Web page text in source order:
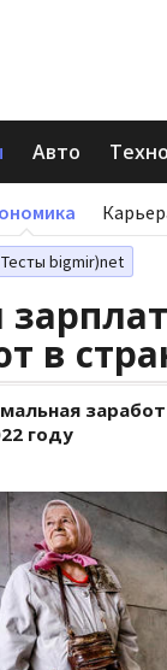
Авто
Тесты bigmir)net
в
году